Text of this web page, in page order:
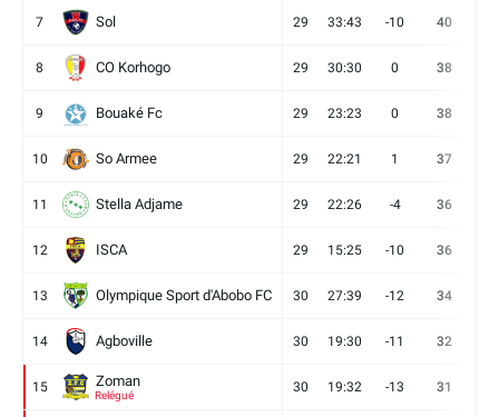
7 Sol 29 33:43 -10 40
8 CO Korhogo 29 30:30 0 38
9 Bouaké Fc 29 23:23 0 38
10 So Armee 29 22:21 1 37
11 Stella Adjame 29 22:26 -4 36
12 ISCA 29 15:25 -10 36
13 Olympique Sport d'Abobo FC 30 27:39 -12 34
14 Agboville 30 19:30 -11 32
15 Zoman
Relégué
30 19:32 -13 31